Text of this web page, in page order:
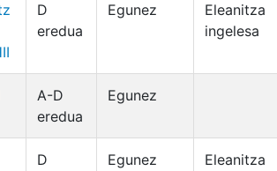
D
eredua
Egunez
Eleanitza
ingelesa
A-D
eredua
Egunez
D
Egunez
Eleanitza